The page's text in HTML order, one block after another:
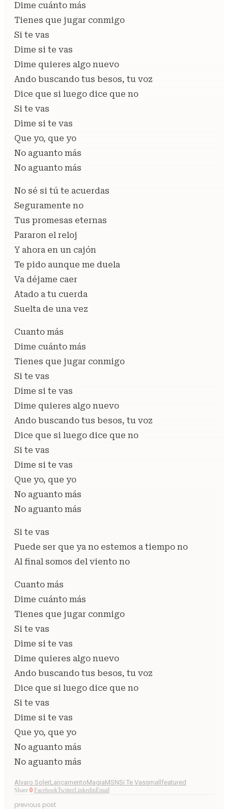
Dime cuánto más
Tienes que jugar conmigo
Si te vas
Dime si te vas
Dime quieres algo nuevo
Ando buscando tus besos, tu voz
Dice que si luego dice que no
Si te vas
Dime si te vas
Que yo, que yo
No aguanto más
No aguanto más
No sé si tú te acuerdas
Seguramente no
Tus promesas eternas
Pararon el reloj
Y ahora en un cajón
Te pido aunque me duela
Va déjame caer
Atado a tu cuerda
Suelta de una vez
Cuanto más
Dime cuánto más
Tienes que jugar conmigo
Si te vas
Dime si te vas
Dime quieres algo nuevo
Ando buscando tus besos, tu voz
Dice que si luego dice que no
Si te vas
Dime si te vas
Que yo, que yo
No aguanto más
No aguanto más
Si te vas
Puede ser que ya no estemos a tiempo no
Al final somos del viento no
Cuanto más
Dime cuánto más
Tienes que jugar conmigo
Si te vas
Dime si te vas
Dime quieres algo nuevo
Ando buscando tus besos, tu voz
Dice que si luego dice que no
Si te vas
Dime si te vas
Que yo, que yo
No aguanto más
No aguanto más
Alvaro SolerLançamentoMagiaMSNSi Te Vassmallfeatured
Share 0 FacebookTwitter Linkedin Email
previous post